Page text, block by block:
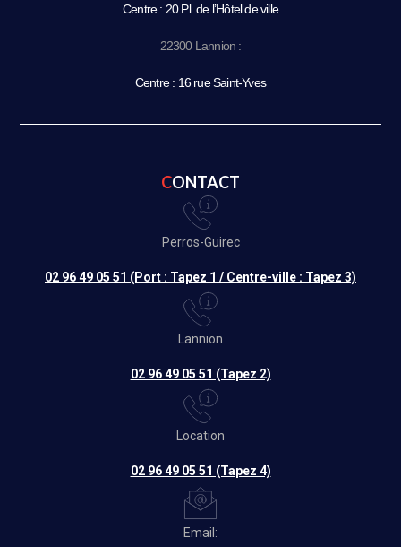
Centre : 20 Pl. de l’Hôtel de ville
22300 Lannion :
Centre : 16 rue Saint-Yves
CONTACT
Perros-Guirec
02 96 49 05 51 (Port : Tapez 1 / Centre-ville : Tapez 3)
Lannion
02 96 49 05 51 (Tapez 2)
Location
02 96 49 05 51 (Tapez 4)
Email: